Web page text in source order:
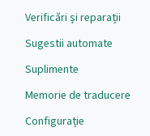
Verificări și reparații
Sugestii automate
Suplimente
Memorie de traducere
Configurație